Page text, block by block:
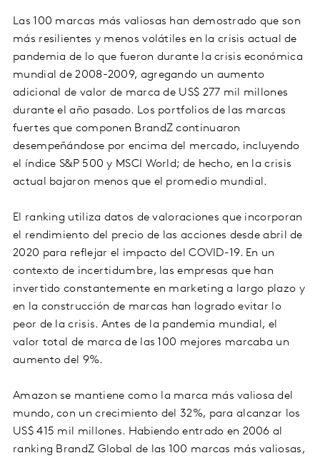
Las 100 marcas más valiosas han demostrado que son
más resilientes y menos volátiles en la crisis actual de
pandemia de lo que fueron durante la crisis económica
mundial de 2008-2009, agregando un aumento
adicional de valor de marca de US$ 277 mil millones
durante el año pasado. Los portfolios de las marcas
fuertes que componen BrandZ continuaron
desempeñándose por encima del mercado, incluyendo
el índice S&P 500 y MSCI World; de hecho, en la crisis
actual bajaron menos que el promedio mundial.
El ranking utiliza datos de valoraciones que incorporan
el rendimiento del precio de las acciones desde abril de
2020 para reflejar el impacto del COVID-19. En un
contexto de incertidumbre, las empresas que han
invertido constantemente en marketing a largo plazo y
en la construcción de marcas han logrado evitar lo
peor de la crisis. Antes de la pandemia mundial, el
valor total de marca de las 100 mejores marcaba un
aumento del 9%.
Amazon se mantiene como la marca más valiosa del
mundo, con un crecimiento del 32%, para alcanzar los
US$ 415 mil millones. Habiendo entrado en 2006 al
ranking BrandZ Global de las 100 marcas más valiosas,